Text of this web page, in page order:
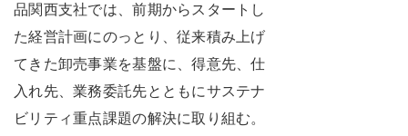
品関西支社では、前期からスタートし
た経営計画にのっとり、従来積み上げ
てきた卸売事業を基盤に、得意先、仕
入れ先、業務委託先とともにサステナ
ビリティ重点課題の解決に取り組む。